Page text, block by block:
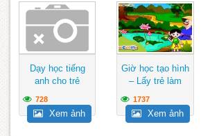
Dạy học tiếng
anh cho trẻ
728
Xem ảnh
Giờ học tạo hình
– Lấy trẻ làm
1737
Xem ảnh